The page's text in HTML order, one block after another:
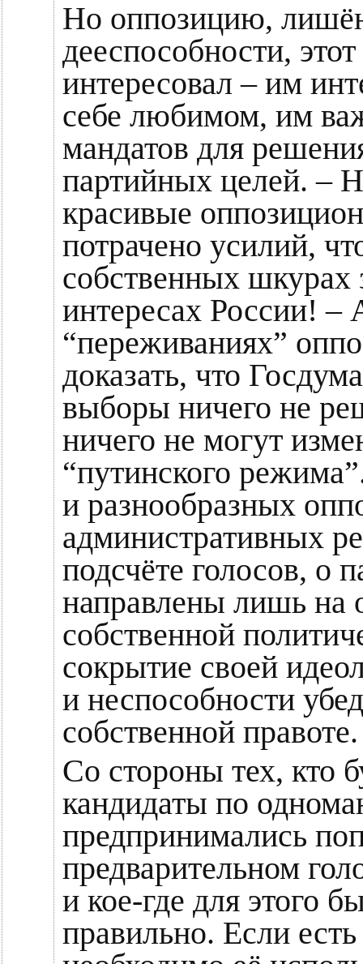
Но оппозицию,
дееспособности,
интересовал – им
себе любимом, им
мандатов для
партийных целей. –
красивые
потрачено усилий,
собственных шкурах
интересах России! –
“переживаниях”
доказать, что
выборы ничего не
ничего не могут
“путинского
и разнообразных
административных
подсчёте голосов, о
направлены лишь на
собственной
сокрытие своей
и неспособности
собственной правоте.
Со стороны тех, кто
кандидаты по
предпринимались
предварительном
и кое-где для этого
правильно. Если